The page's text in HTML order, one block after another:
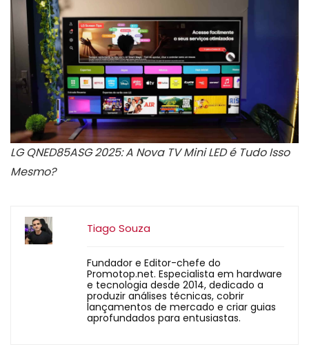
LG QNED85ASG 2025: A Nova TV Mini LED é Tudo Isso
Mesmo?
Tiago Souza
Fundador e Editor-chefe do
Promotop.net. Especialista em hardware
e tecnologia desde 2014, dedicado a
produzir análises técnicas, cobrir
lançamentos de mercado e criar guias
aprofundados para entusiastas.